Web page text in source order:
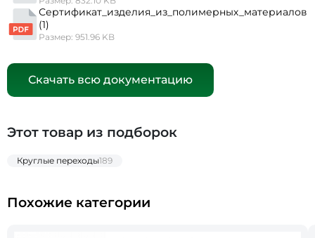
Сертификат_изделия_из_полимерных_материалов
(1)
Размер: 951.96 KB
Скачать всю документацию
Этот товар из подборок
Круглые переходы189
Похожие категории